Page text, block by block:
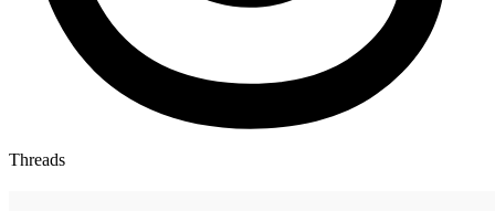
Threads